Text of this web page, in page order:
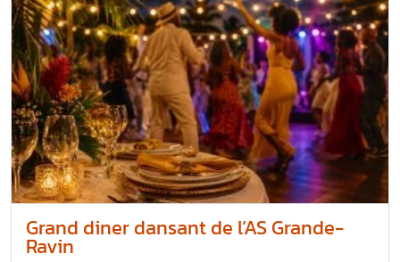
Grand diner dansant de l’AS Grande-
Ravin